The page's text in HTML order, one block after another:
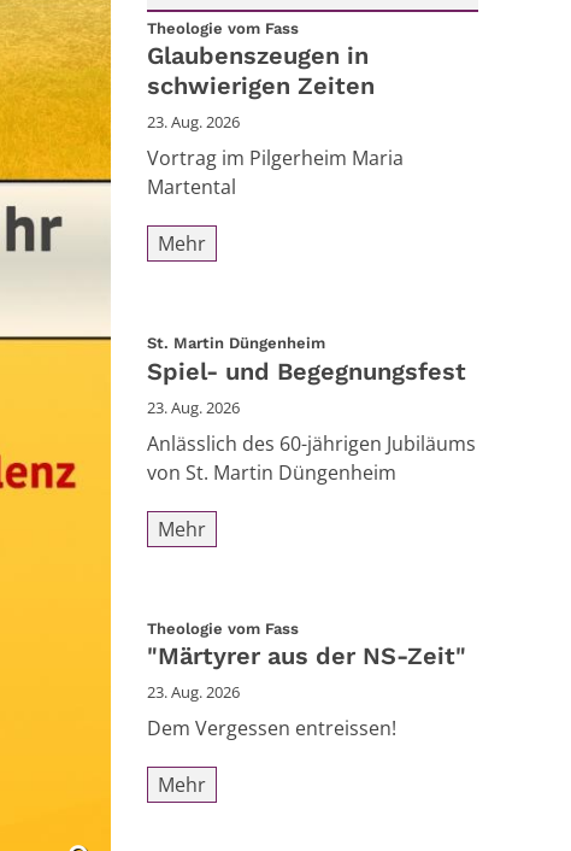
Datum: 23. August 2026
Theologie vom Fass:
Glaubenszeugen in
schwierigen Zeiten
23. Aug. 2026
Vortrag im Pilgerheim Maria
Martental
Mehr
St. Martin Düngenheim:
Spiel- und Begegnungsfest
23. Aug. 2026
Anlässlich des 60-jährigen Jubiläums
von St. Martin Düngenheim
Mehr
Theologie vom Fass:
"Märtyrer aus der NS-Zeit"
23. Aug. 2026
Dem Vergessen entreissen!
Mehr